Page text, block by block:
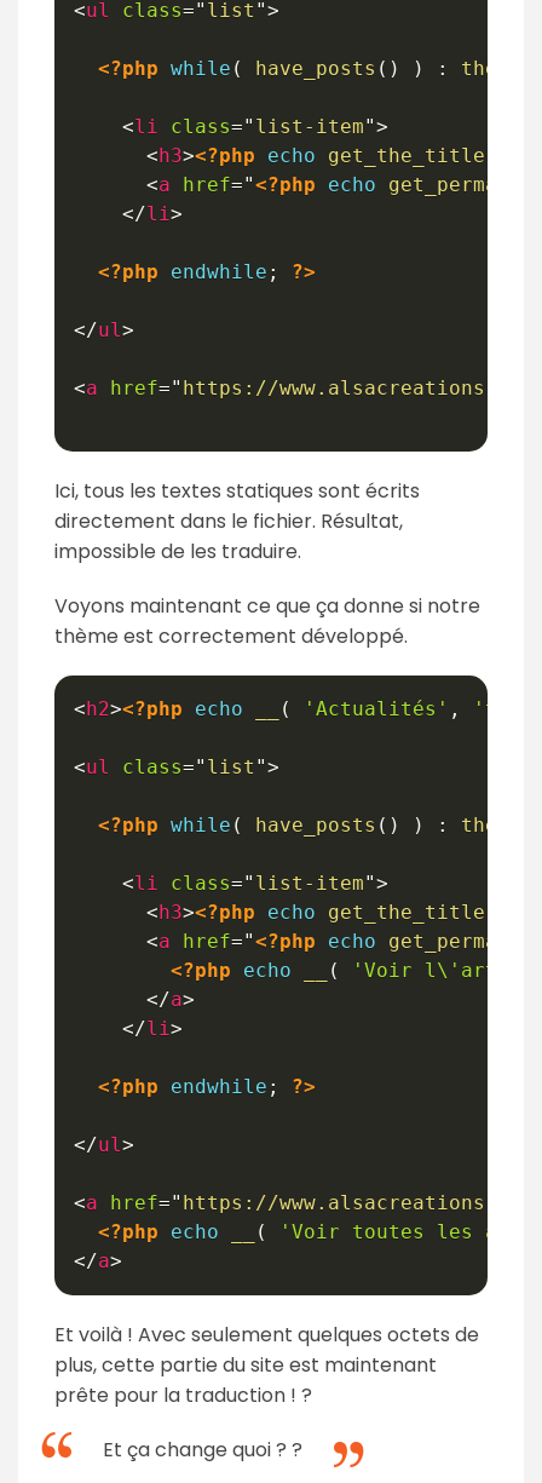
<ul class=" list ">
<?php while ( have_posts ( ) ) :
<li class=" list-item">
<h3><?php echo get_the_title
<a href="<?php echo
</li >
<?php endwhile ; ?>
</ul >
<a href=" https://
Ici, tous les textes statiques sont écrits
directement dans le fichier. Résultat,
impossible de les traduire.
Voyons maintenant ce que ça donne si notre
thème est correctement développé.
<h2><?php echo ( 'Actualités' ,
<ul class=" list ">
<?php while ( have_posts ( ) ) :
<li class=" list-item">
<h3><?php echo get_the_title
<a href="<?php echo
<?php
echo (
'Voir
</a>
</li >
<?php endwhile ; ?>
</ul >
<a href=" https://
<?php
echo (
'Voir toutes les
</a>
Et voilà ! Avec seulement quelques octets de
plus, cette partie du site est maintenant
prête pour la traduction ! ?
Et ça change quoi ? ?